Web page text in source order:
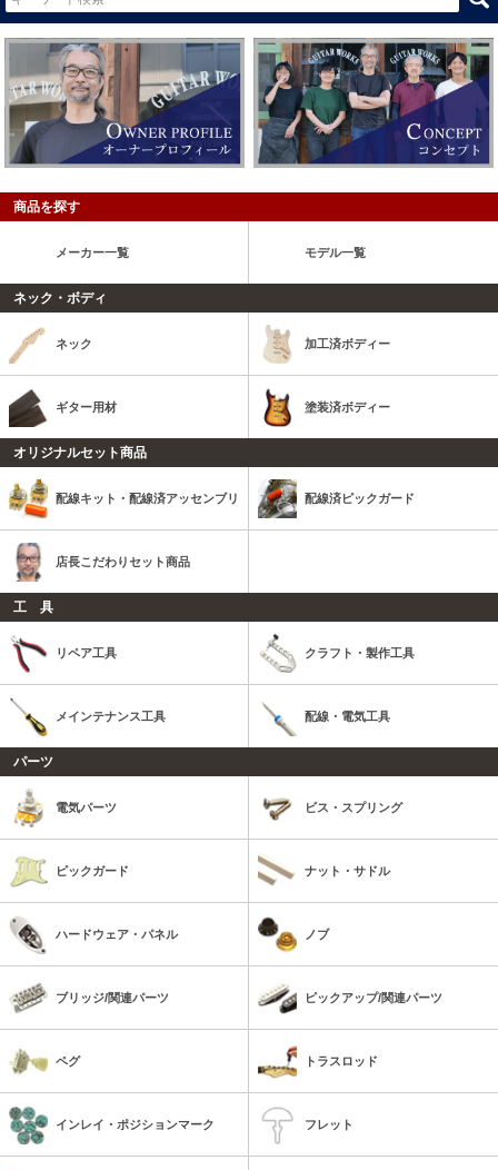
商品を探す
メーカー一覧 モデル一覧
ネック・ボディ
ネック 加工済ボディー
ギター用材 塗装済ボディー
オリジナルセット商品
配線キット・配線済アッセンブリ 配線済ピックガード
店長こだわりセット商品
工 具
リペア工具 クラフト・製作工具
メインテナンス工具 配線・電気工具
パーツ
電気パーツ ビス・スプリング
ピックガード ナット・サドル
ハードウェア・パネル ノブ
ブリッジ/関連パーツ ピックアップ/関連パーツ
ペグ トラスロッド
インレイ・ポジションマーク フレット